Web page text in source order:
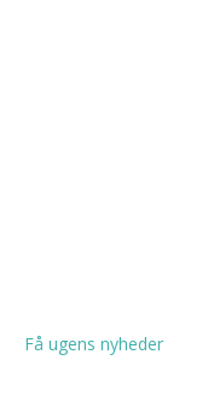
Få ugens nyheder